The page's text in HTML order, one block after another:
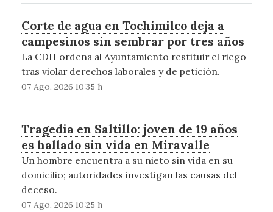
Corte de agua en Tochimilco deja a
campesinos sin sembrar por tres años
La CDH ordena al Ayuntamiento restituir el riego
tras violar derechos laborales y de petición.
07 Ago, 2026 10:35 h
Tragedia en Saltillo: joven de 19 años
es hallado sin vida en Miravalle
Un hombre encuentra a su nieto sin vida en su
domicilio; autoridades investigan las causas del
deceso.
07 Ago, 2026 10:25 h